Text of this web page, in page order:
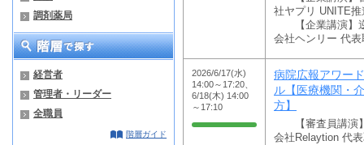
調剤薬局
経営者
管理者・リーダー
全職員
階層ガイド
社ヤプリ UNITE
【企業講演】
会社ヘンリー 代
2026/6/17(水)
14:00～17:20、
6/18(木) 14:00
～17:10
病院広報アワー
ル【医療機関・
方】
【審査員講演
会社Relaytion 代